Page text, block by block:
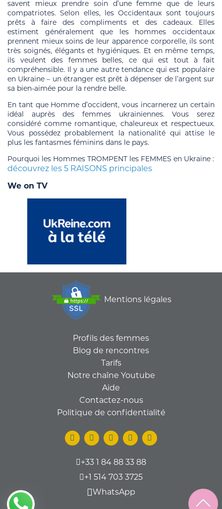
savent mieux prendre soin d’une femme que de leurs
compatriotes. Selon elles, les Occidentaux sont toujours
prêts à faire des compliments et des cadeaux. Elles
estiment généralement que les hommes occidentaux
prennent mieux soins de leur apparence corporelle, ils sont
très soignés, élégants et hygiéniques. Et en même temps,
ils veulent des femmes belles, ce qui est tout à fait
compréhensible. Il y a une autre tendance qui est populaire
en Ukraine – un étranger est prêt à dépenser de l’argent sur
sa bien-aimée pour la rendre belle.
En tant que Homme d’occident, vous incarnerez un certain
idéal auprès des femmes ukrainiennes. Vous serez
considéré comme romantique, chaleureux et respectueux.
Vous possédez probablement la nationalité qui attise le
plus les fantasmes féminins dans le pays.
Pourquoi les Hommes TROMPENT les FEMMES en Ukraine :
découvrez les 5 RAISONS principales
We on TV
Mentions légales
Profils des femmes
Blog de rencontres
Tarifs
Notre chaîne Youtube
Aide
Contactez-nous
Politique de confidentialité
+33 1 84 88 33 88
+1 514 703 3725
WhatsApp